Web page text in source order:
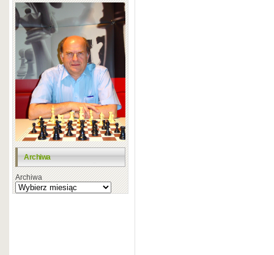
Archiwa
Archiwa